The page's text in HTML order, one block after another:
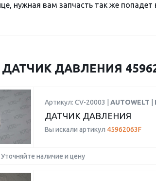
нужная вам запчасть так же попадет
ДАВЛЕНИЯ
Артикул: CV-20003 | AUTOWELT
ДАТЧИК ДАВЛЕНИЯ
Вы искали артикул 45962063F
наличие и цену